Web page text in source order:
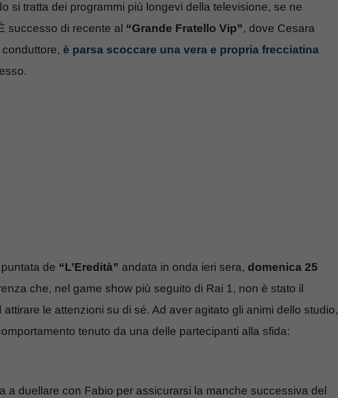
si tratta dei programmi più longevi della televisione, se ne
successo di recente al “Grande Fratello Vip”, dove Cesara
è parsa scoccare una vera e propria frecciatina
de “L’Eredità” andata in onda ieri sera, domenica 25
che, nel game show più seguito di Rai 1, non è stato il
le attenzioni su di sé. Ad aver agitato gli animi dello studio,
tenuto da una delle partecipanti alla sfida:
a duellare con Fabio per assicurarsi la manche successiva del